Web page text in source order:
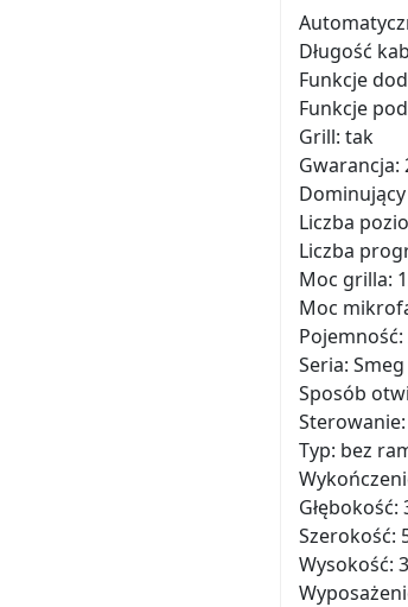
Długość
Funkcje
Funkcje
Grill: tak
Gwarancja:
Liczba
Liczba
Moc grilla:
Moc
Pojemność:
Seria:
Sposób
Typ: bez
Głębokość:
Szerokość:
Wysokość: